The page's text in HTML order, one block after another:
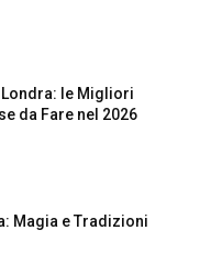
Londra: le Migliori
da Fare nel 2026
Magia e Tradizioni